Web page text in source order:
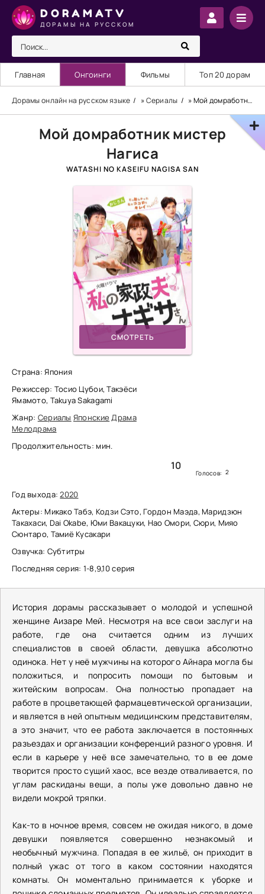
DORAMATV
ДОРАМЫ НА РУССКОМ
Главная Онгоинги Фильмы Топ 20 дорам
Дорамы онлайн на русском языке »Сериалы » Мой домработник мистер Нагиса
Мой домработник мистер
Нагиса
WATASHI NO KASEIFU NAGISA SAN
СМОТРЕТЬ
Страна: Япония
Режиссер: Тосио Цубои, Такэёси
Ямамото, Takuya Sakagami
Жанр: Сериалы Японские Драма
Мелодрама
Продолжительность: мин.
10
Голосов: 2
Год выхода:2020
Актеры: Микако Табэ, Кодзи Сэто, Гордон Маэда, Маридзюн
Такахаси, Dai Okabe, Юми Вакацуки, Нао Омори, Сюри, Мияо
Сюнтаро, Тамиё Кусакари
Озвучка: Субтитры
Последняя серия: 1-8,9,10 серия
История дорамы рассказывает о молодой и успешной
женщине Аизаре Мей. Несмотря на все свои заслуги на
работе, где она считается одним из лучших
специалистов в своей области, девушка абсолютно
одинока. Нет у неё мужчины на которого Айнара могла бы
положиться, и попросить помощи по бытовым и
житейским вопросам. Она полностью пропадает на
работе в процветающей фармацевтической организации,
и является в ней опытным медицинским представителям,
а это значит, что ее работа заключается в постоянных
разъездах и организации конференций разного уровня. И
если в карьере у неё все замечательно, то в ее доме
творится просто сущий хаос, все везде отваливается, по
углам раскиданы вещи, а полы уже довольно давно не
видели мокрой тряпки.
Как-то в ночное время, совсем не ожидая никого, в доме
девушки появляется совершенно незнакомый и
необычный мужчина. Попадая в ее жильё, он приходит в
полный ужас от того в каком состоянии находятся
комнаты. Он моментально принимается к уборке и